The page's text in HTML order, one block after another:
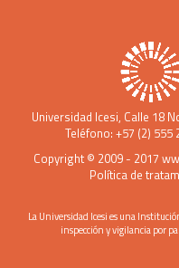
Universidad Icesi, Calle 18
Teléfono: +57 (2) 555
Copyright © 2009 - 2017
Política de
La Universidad Icesi es una
inspección y vigilancia por